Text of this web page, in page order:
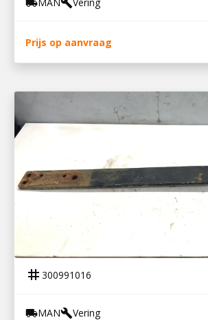
Prijs op aanvraag
VOORVEER TGM
tag 300991016
local_shippingMANbuildVering